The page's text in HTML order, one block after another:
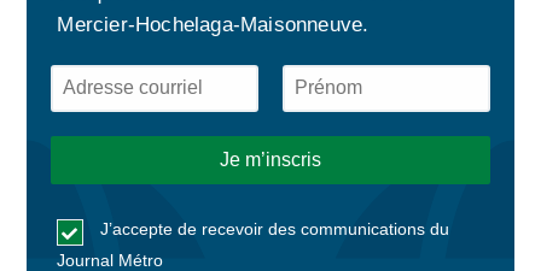
Mercier-Hochelaga-Maisonneuve.
J’accepte de recevoir des communications du
Journal Métro